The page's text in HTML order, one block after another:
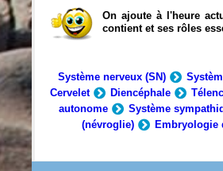
On ajoute à l'heure
contient et ses rôles
Système nerveux (SN)
Cervelet
Diencéphale
autonome
Système
(névroglie)
Embryologie